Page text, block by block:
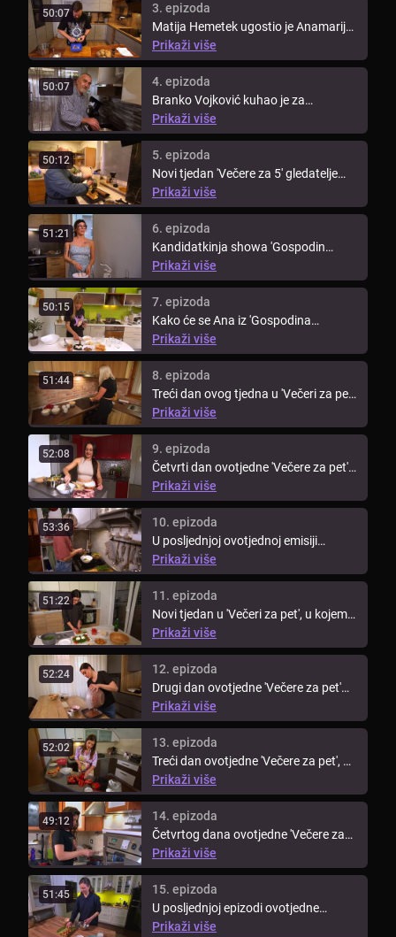
50:07
3. epizoda
Matija Hemetek ugostio je Anamariju,
Jadranka, Mladena i Branka u ...
Prikaži više
50:07
4. epizoda
Branko Vojković kuhao je za
podravsku ekipu četvrti dan
ovotjedne ...
Prikaži više
50:12
5. epizoda
Novi tjedan 'Večere za 5' gledatelje
vodi u Podravinu, točnije, ...
Prikaži više
51:21
6. epizoda
Kandidatkinja showa 'Gospodin
Savršeni', Sarah, otvorila je novi ...
Prikaži više
50:15
7. epizoda
Kako će se Ana iz 'Gospodina
Savršenog' snaći u kuhinji i što je ...
Prikaži više
51:44
8. epizoda
Treći dan ovog tjedna u 'Večeri za pet'
djevojke iz 'Gospodina ...
Prikaži više
52:08
9. epizoda
Četvrti dan ovotjedne 'Večere za pet'
uz kandidatkinje showa ...
Prikaži više
53:36
10. epizoda
U posljednjoj ovotjednoj emisiji
'Večere za pet' uz kandidatkinje ...
Prikaži više
51:22
11. epizoda
Novi tjedan u 'Večeri za pet', u kojem
sudjeluju kandidatkinje iz ...
Prikaži više
52:24
12. epizoda
Drugi dan ovotjedne 'Večere za pet'
kuha Milica! Kako je protekla ...
Prikaži više
52:02
13. epizoda
Treći dan ovotjedne 'Večere za pet', uz
kandidatkinje showa 'Gospodin ...
Prikaži više
49:12
14. epizoda
Četvrtog dana ovotjedne 'Večere za
pet' Valentina će svojim jelima ...
Prikaži više
51:45
15. epizoda
U posljednjoj epizodi ovotjedne
'Večere za pet' kuha Vanja, koja je u ...
Prikaži više